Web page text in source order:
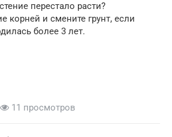
перестало расти?
корней и смените грунт, если
более 3 лет.
11 просмотров